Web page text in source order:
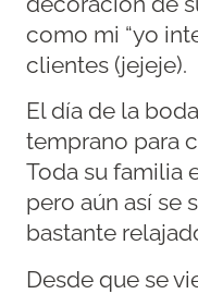
como mi “yo
clientes (jejeje).
El día de la
temprano para
Toda su familia
pero aún así se
bastante
Desde que se